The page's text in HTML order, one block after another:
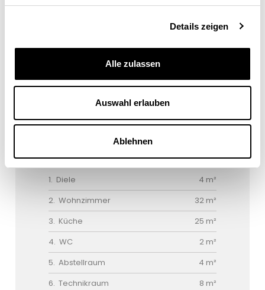
Details zeigen
Alle zulassen
Auswahl erlauben
Ablehnen
Diele
4 m²
Wohnzimmer
32 m²
Küche
25 m²
WC
2 m²
Abstellraum
4 m²
Technikraum
8 m²